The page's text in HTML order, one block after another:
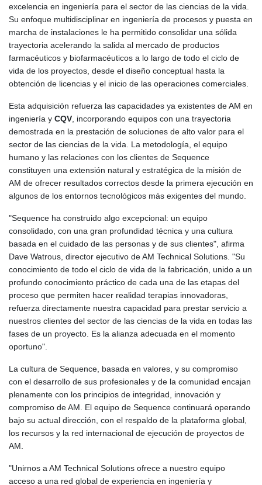
excelencia en ingeniería para el sector de las ciencias de la vida.
Su enfoque multidisciplinar en ingeniería de procesos y puesta en
marcha de instalaciones le ha permitido consolidar una sólida
trayectoria acelerando la salida al mercado de productos
farmacéuticos y biofarmacéuticos a lo largo de todo el ciclo de
vida de los proyectos, desde el diseño conceptual hasta la
obtención de licencias y el inicio de las operaciones comerciales.
Esta adquisición refuerza las capacidades ya existentes de AM en
ingeniería y CQV, incorporando equipos con una trayectoria
demostrada en la prestación de soluciones de alto valor para el
sector de las ciencias de la vida. La metodología, el equipo
humano y las relaciones con los clientes de Sequence
constituyen una extensión natural y estratégica de la misión de
AM de ofrecer resultados correctos desde la primera ejecución en
algunos de los entornos tecnológicos más exigentes del mundo.
"Sequence ha construido algo excepcional: un equipo
consolidado, con una gran profundidad técnica y una cultura
basada en el cuidado de las personas y de sus clientes", afirma
Dave Watrous, director ejecutivo de AM Technical Solutions. "Su
conocimiento de todo el ciclo de vida de la fabricación, unido a un
profundo conocimiento práctico de cada una de las etapas del
proceso que permiten hacer realidad terapias innovadoras,
refuerza directamente nuestra capacidad para prestar servicio a
nuestros clientes del sector de las ciencias de la vida en todas las
fases de un proyecto. Es la alianza adecuada en el momento
oportuno".
La cultura de Sequence, basada en valores, y su compromiso
con el desarrollo de sus profesionales y de la comunidad encajan
plenamente con los principios de integridad, innovación y
compromiso de AM. El equipo de Sequence continuará operando
bajo su actual dirección, con el respaldo de la plataforma global,
los recursos y la red internacional de ejecución de proyectos de
AM.
"Unirnos a AM Technical Solutions ofrece a nuestro equipo
acceso a una red global de experiencia en ingeniería y